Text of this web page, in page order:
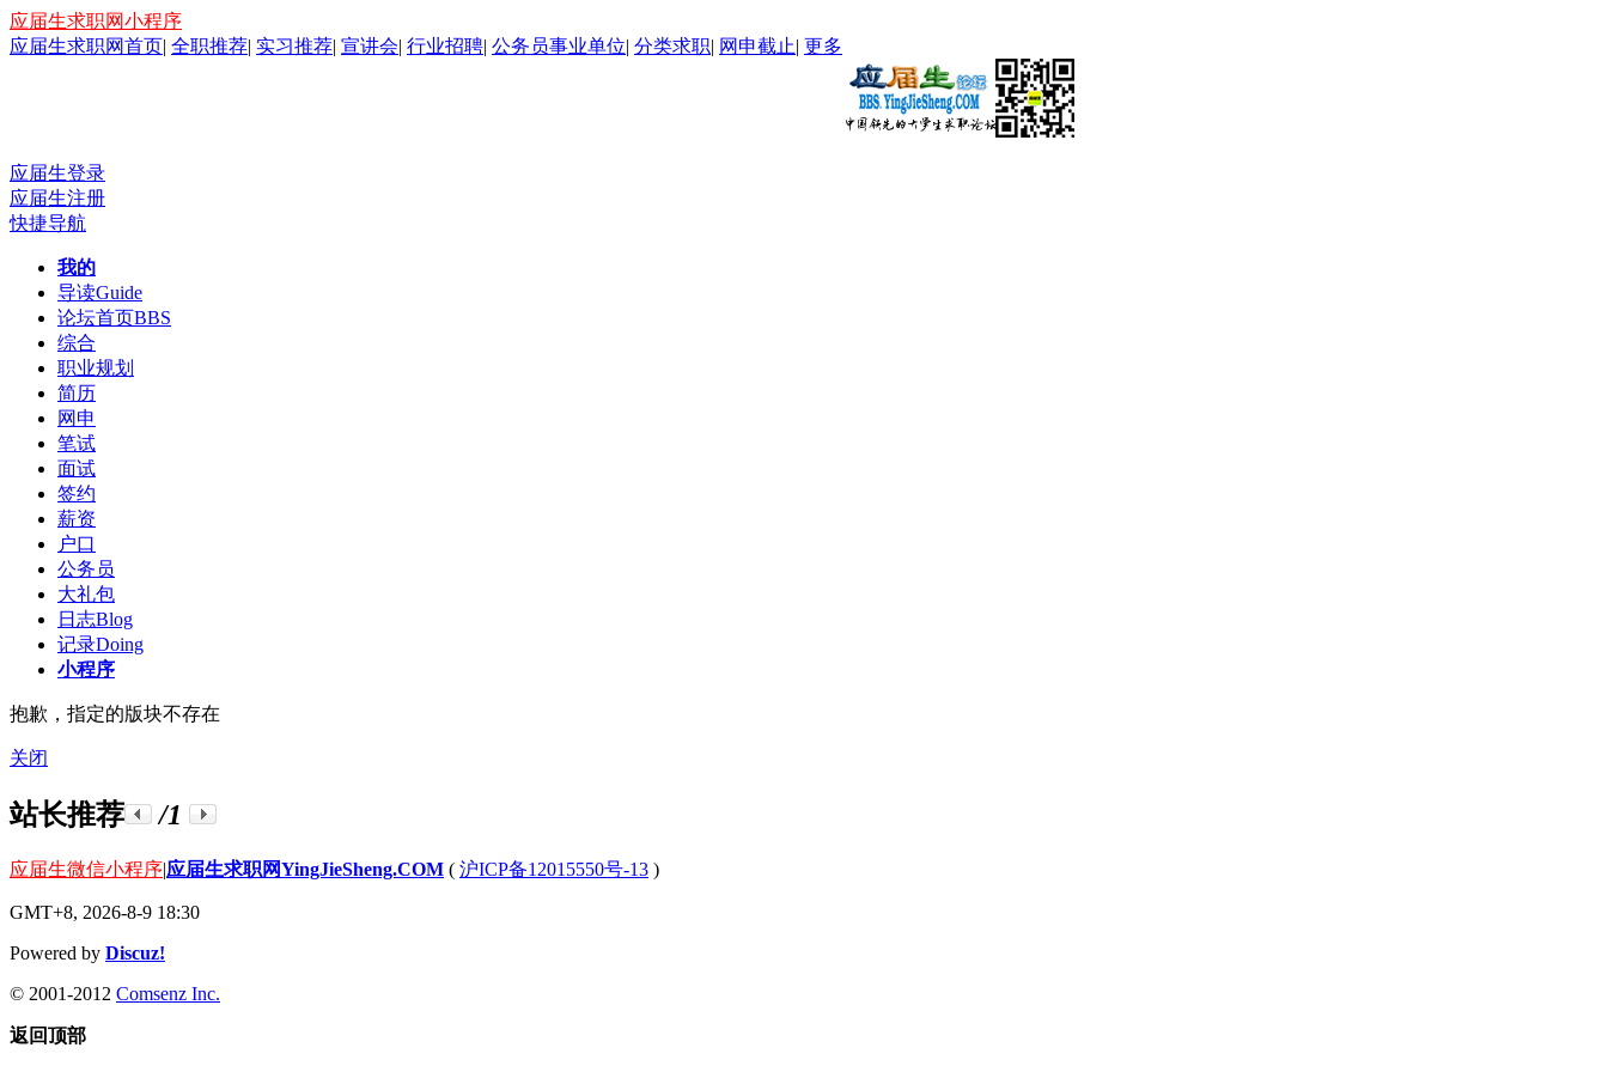
应届生求职网小程序
应届生求职网首页| 全职推荐| 实习推荐| 宣讲会| 行业招聘| 公务员事业单位| 分类求职| 网申截止| 更多
应届生登录
应届生注册
快捷导航
我的
导读Guide
论坛首页BBS
综合
职业规划
简历
网申
笔试
面试
签约
薪资
户口
公务员
大礼包
日志Blog
记录Doing
小程序
抱歉，指定的版块不存在
关闭
站长推荐 /1
应届生微信小程序|应届生求职网YingJieSheng.COM ( 沪ICP备12015550号-13 )
GMT+8, 2026-8-9 18:30
Powered by Discuz!
© 2001-2012 Comsenz Inc.
返回顶部